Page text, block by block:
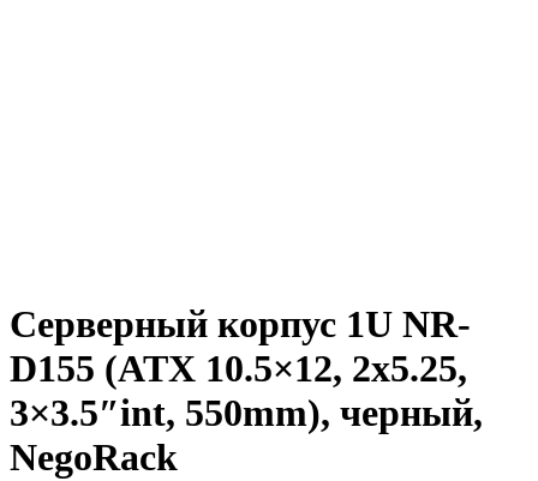
Серверный корпус 1U NR-
D155 (ATX 10.5×12, 2х5.25,
3×3.5″int, 550mm), черный,
NegoRack